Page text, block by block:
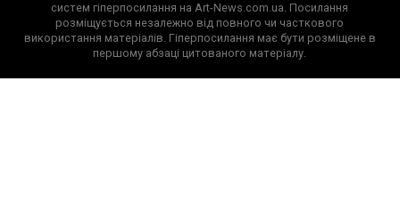
систем гіперпосилання на Art-News.com.ua. Посилання
розміщується незалежно від повного чи часткового
використання матеріалів. Гіперпосилання має бути розміщене в
першому абзаці цитованого матеріалу.